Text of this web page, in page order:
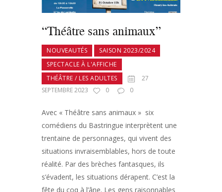
“Théâtre sans animaux”
NOUVEAUTÉS
SAISON 2023/2024
SPECTACLE À L'AFFICHE
THÉÂTRE / LES ADULTES
27
SEPTEMBRE 2023
0 0
Avec « Théâtre sans animaux » six
comédiens du Bastringue interprètent une
trentaine de personnages, qui vivent des
situations invraisemblables, hors de toute
réalité. Par des brèches fantasques, ils
s’évadent, les situations dérapent. C’est la
fête du coq à l’âne. Les gens raisonnables